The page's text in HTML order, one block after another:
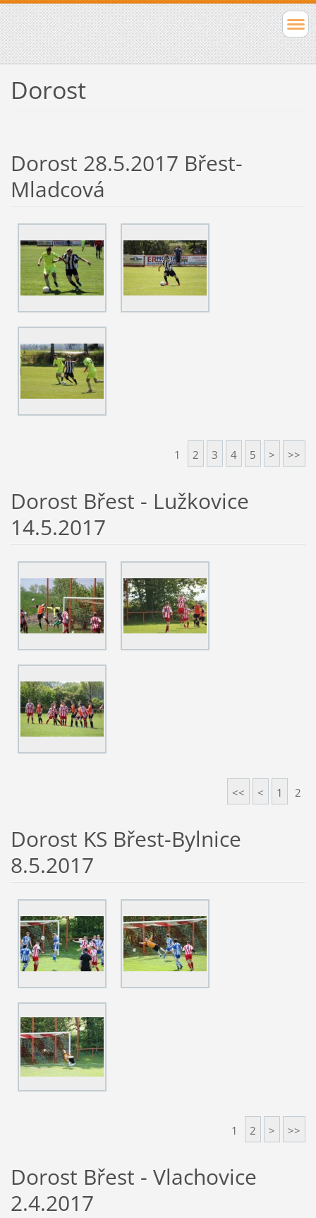
Dorost
Dorost 28.5.2017 Břest-
Mladcová
1 2 3 4 5 > >>
Dorost Břest - Lužkovice
14.5.2017
<< < 1 2
Dorost KS Břest-Bylnice
8.5.2017
1 2 > >>
Dorost Břest - Vlachovice
2.4.2017